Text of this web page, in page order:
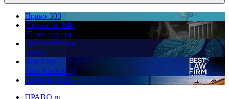
Право-300
Юррынок РФ:
35 лет спустя
Экологическое
право
Best Law
Firm Marketing
ПМЮФ 2026
ПРАВО.ru